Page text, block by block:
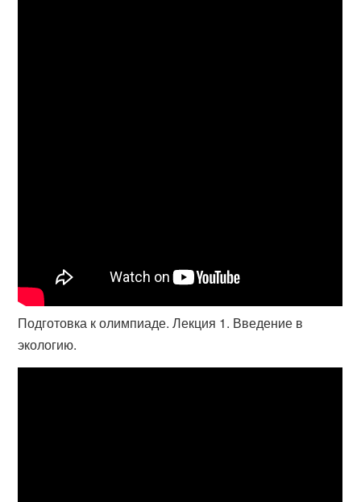
Подготовка к олимпиаде. Лекция 1. Введение в
экологию.